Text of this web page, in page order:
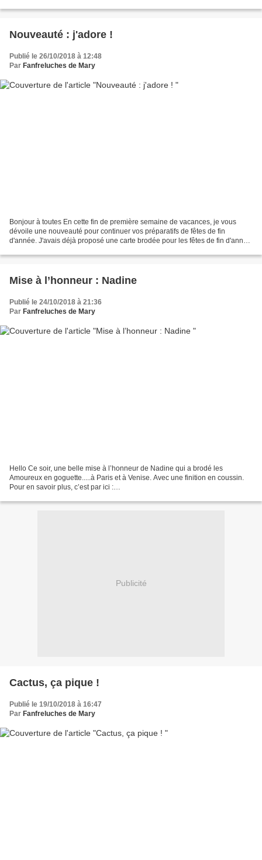
Nouveauté : j'adore !
Publié le 26/10/2018 à 12:48
Par Fanfreluches de Mary
Bonjour à toutes En cette fin de première semaine de vacances, je vous
dévoile une nouveauté pour continuer vos préparatifs de fêtes de fin
d'année. J'avais déjà proposé une carte brodée pour les fêtes de fin d'année
Mise à l’honneur : Nadine
Publié le 24/10/2018 à 21:36
Par Fanfreluches de Mary
Hello Ce soir, une belle mise à l’honneur de Nadine qui a brodé les
Amoureux en goguette.....à Paris et à Venise. Avec une finition en coussin.
Pour en savoir plus, c’est par ici :
Publicité
Cactus, ça pique !
Publié le 19/10/2018 à 16:47
Par Fanfreluches de Mary